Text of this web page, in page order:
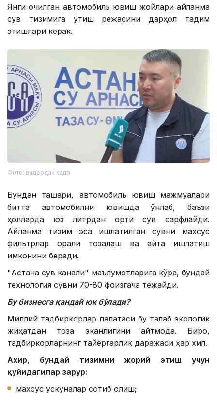
Янги очилган автомобиль ювиш жойлари айланма
сув тизимига ўтиш режасини дарҳол тақдим
этишлари керак.
Фото: видеодан кадр
Бундан ташқари, автомобиль ювиш мажмуалари
битта автомобилни ювишда ўнлаб, баъзи
ҳолларда юз литрдан ортиқ сув сарфлайди.
Айланма тизим эса ишлатилган сувни махсус
фильтрлар орқали тозалаш ва қайта ишлатиш
имконини беради.
"Астана сув канали" маълумотларига кўра, бундай
технология сувни 70-80 фоизгача тежайди.
Бу бизнесга қандай юк бўлади?
Миллий тадбиркорлар палатаси бу талаб экологик
жиҳатдан тоза эканлигини айтмоқда. Бироқ,
тадбиркорларнинг тайёргарлик даражаси ҳар хил.
Ахир, бундай тизимни жорий этиш учун
қуйидагилар зарур:
махсус ускуналар сотиб олиш;